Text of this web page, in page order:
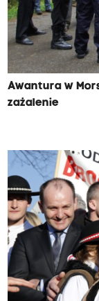
Awantura w
zażalenie